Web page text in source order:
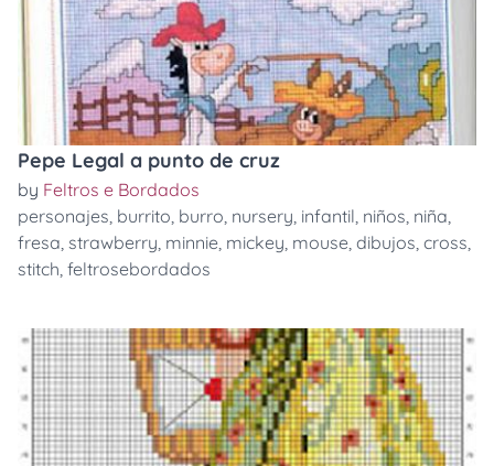
Pepe Legal a punto de cruz
by Feltros e Bordados
personajes, burrito, burro, nursery, infantil, niños, niña,
fresa, strawberry, minnie, mickey, mouse, dibujos, cross,
stitch, feltrosebordados